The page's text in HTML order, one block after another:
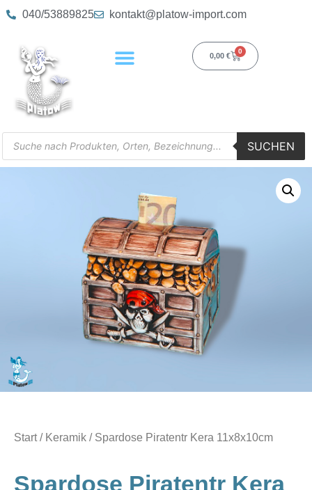
040/53889825 kontakt@platow-import.com
0,00 €
0
SUCHEN
Start/ Keramik / Spardose Piratentr Kera 11x8x10cm
Spardose Piratentr Kera